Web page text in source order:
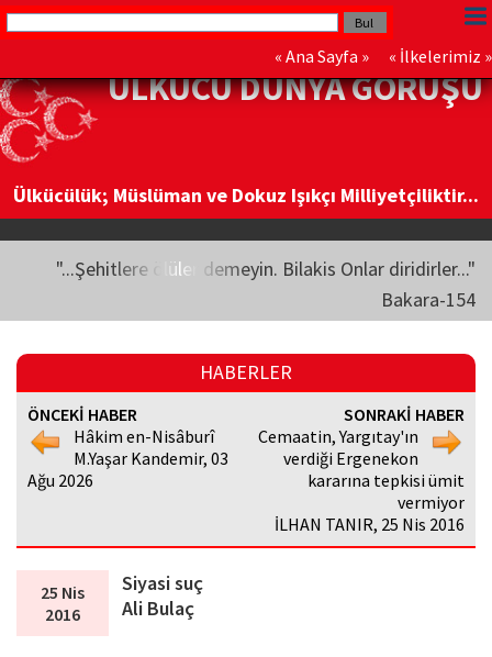
« Ana Sayfa » « İlkelerimiz »
ÜLKÜCÜ DÜNYA GÖRÜŞÜ
Ülkücülük; Müslüman ve Dokuz Işıkçı Milliyetçiliktir...
"...Şehitlere ölüler demeyin. Bilakis Onlar diridirler..."
Bakara-154
HABERLER
ÖNCEKİ HABER
Hâkim en-Nisâburî
M.Yaşar Kandemir, 03
Ağu 2026
SONRAKİ HABER
Cemaatin, Yargıtay'ın
verdiği Ergenekon
kararına tepkisi ümit
vermiyor
İLHAN TANIR, 25 Nis 2016
25 Nis
2016
Siyasi suç
Ali Bulaç